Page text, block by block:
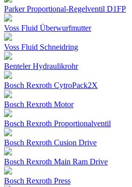
Parker Proportional-Regelventil D1FP
Voss Fluid Überwurfmutter
Voss Fluid Schneidring
Benteler Hydraulikrohr
Bosch Rexroth CytroPack2X
Bosch Rexroth Motor
Bosch Rexroth Proportionalventil
Bosch Rexroth Cusion Drive
Bosch Rexroth Main Ram Drive
Bosch Rexroth Press